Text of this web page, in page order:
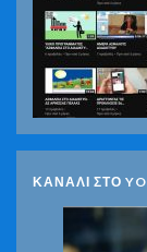
ΚΑΝΑΛΙ ΣΤΟ